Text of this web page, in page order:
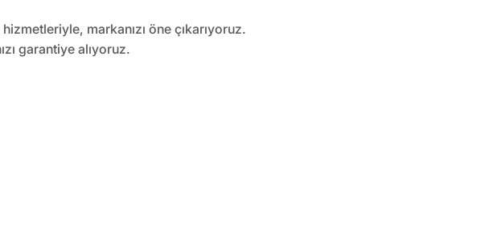
markanızı öne çıkarıyoruz.
garantiye alıyoruz.